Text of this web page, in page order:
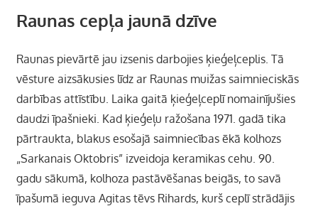
Raunas cepļa jaunā dzīve
Raunas pievārtē jau izsenis darbojies ķieģeļceplis. Tā
vēsture aizsākusies līdz ar Raunas muižas saimnieciskās
darbības attīstību. Laika gaitā ķieģeļceplī nomainījušies
daudzi īpašnieki. Kad ķieģeļu ražošana 1971. gadā tika
pārtraukta, blakus esošajā saimniecības ēkā kolhozs
„Sarkanais Oktobris” izveidoja keramikas cehu. 90.
gadu sākumā, kolhoza pastāvēšanas beigās, to savā
īpašumā ieguva Agitas tēvs Rihards, kurš ceplī strādājis